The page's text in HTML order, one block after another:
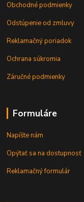
Obchodné podmienky
Odstúpenie od zmluvy
Reklamačný poriadok
Ochrana súkromia
Záručné podmienky
Formuláre
Napíšte nám
Opýtať sa na dostupnosť
Reklamačný formulár